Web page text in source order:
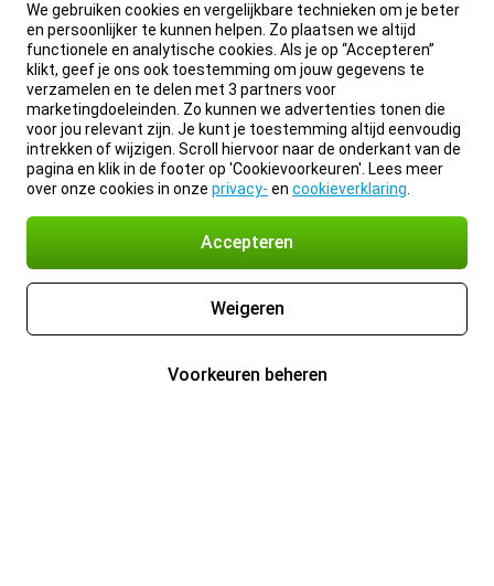
We gebruiken cookies en vergelijkbare technieken om je beter
en persoonlijker te kunnen helpen. Zo plaatsen we altijd
functionele en analytische cookies. Als je op “Accepteren”
klikt, geef je ons ook toestemming om jouw gegevens te
verzamelen en te delen met 3 partners voor
marketingdoeleinden. Zo kunnen we advertenties tonen die
voor jou relevant zijn. Je kunt je toestemming altijd eenvoudig
intrekken of wijzigen. Scroll hiervoor naar de onderkant van de
pagina en klik in de footer op 'Cookievoorkeuren'. Lees meer
over onze cookies in onze privacy- en cookieverklaring
Accepteren
Weigeren
Voorkeuren beheren